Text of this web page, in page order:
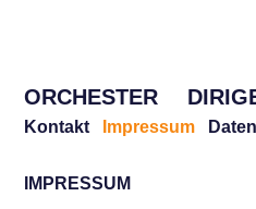
ORCHESTER
Kontakt Impressum
IMPRESSUM